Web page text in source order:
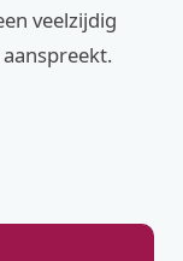
veelzijdig